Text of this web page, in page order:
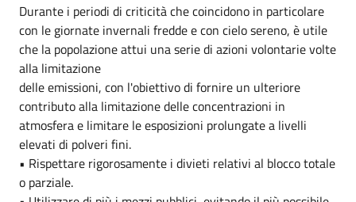
Durante i periodi di criticità che coincidono in particolare
con le giornate invernali fredde e con cielo sereno, è utile
che la popolazione attui una serie di azioni volontarie volte
alla limitazione
delle emissioni, con l'obiettivo di fornire un ulteriore
contributo alla limitazione delle concentrazioni in
atmosfera e limitare le esposizioni prolungate a livelli
elevati di polveri fini.
• Rispettare rigorosamente i divieti relativi al blocco totale
o parziale.